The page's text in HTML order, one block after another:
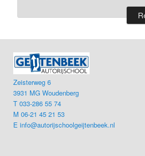
Zeisterweg 6
3931 MG Woudenberg
T 033-286 55 74
M 06-21 45 21 53
E info@autorijschoolgeijtenbeek.nl